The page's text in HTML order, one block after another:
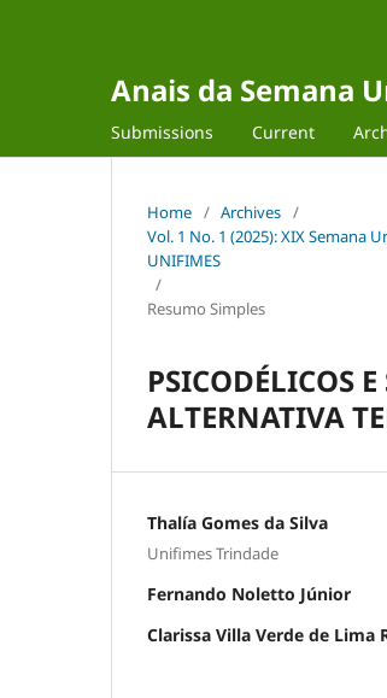
Anais da Semana
Submissions Current
Home / Archives /
Vol. 1 No. 1 (2025): XIX Semana
UNIFIMES
/
Resumo Simples
PSICODÉLICOS
ALTERNATIVA
Thalía Gomes da Silva
Unifimes Trindade
Fernando Noletto Júnior
Clarissa Villa Verde de Lima